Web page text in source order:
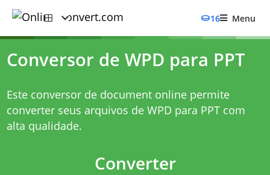
16 Menu
Conversor de WPD para PPT
Este conversor de document online permite
converter seus arquivos de WPD para PPT com
alta qualidade.
Converter